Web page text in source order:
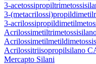
3-
3-
3-
Acrilossitriisopropilsilano
Mercapto Silani